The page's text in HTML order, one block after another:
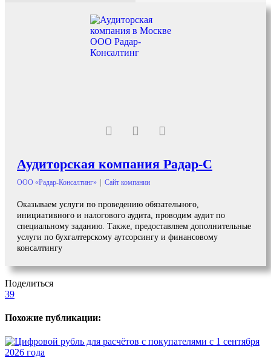
Аудиторская компания Радар-С
ООО «Радар-Консалтинг» | Сайт компании
Оказываем услуги по проведению обязательного,
инициативного и налогового аудита, проводим аудит по
специальному заданию. Также, предоставляем дополнительные
услуги по бухгалтерскому аутсорсингу и финансовому
консалтингу
Поделиться
39
Похожие публикации: